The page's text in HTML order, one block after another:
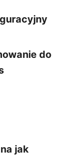
do
jak